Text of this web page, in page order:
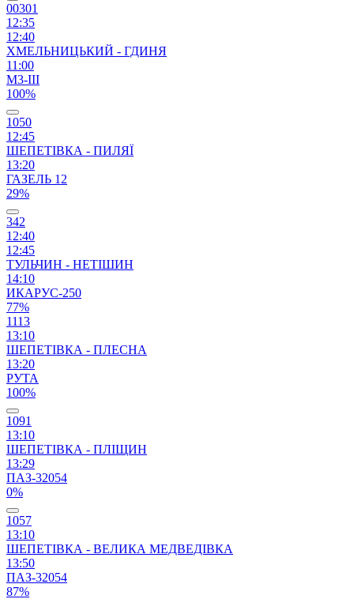
00301
12:35
12:40
ХМЕЛЬНИЦЬКИЙ - ГДИНЯ
11:00
М3-ІІІ
100%
1050
12:45
ШЕПЕТІВКА - ПИЛЯЇ
13:20
ГАЗЕЛЬ 12
29%
342
12:40
12:45
ТУЛЬЧИН - НЕТІШИН
14:10
ИКАРУС-250
77%
1113
13:10
ШЕПЕТІВКА - ПЛЕСНА
13:20
РУТА
100%
1091
13:10
ШЕПЕТІВКА - ПЛІЩИН
13:29
ПАЗ-32054
0%
1057
13:10
ШЕПЕТІВКА - ВЕЛИКА МЕДВЕДІВКА
13:50
ПАЗ-32054
87%